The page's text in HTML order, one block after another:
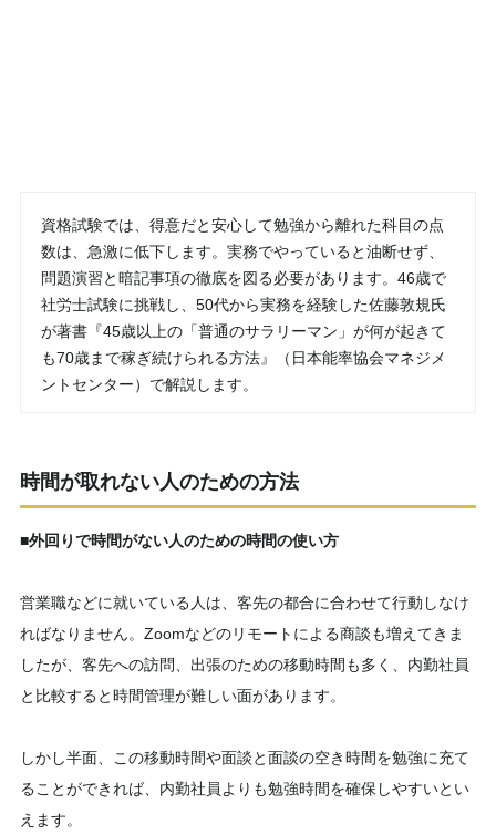
資格試験では、得意だと安心して勉強から離れた科目の点
数は、急激に低下します。実務でやっていると油断せず、
問題演習と暗記事項の徹底を図る必要があります。46歳で
社労士試験に挑戦し、50代から実務を経験した佐藤敦規氏
が著書『45歳以上の「普通のサラリーマン」が何が起きて
も70歳まで稼ぎ続けられる方法』（日本能率協会マネジメ
ントセンター）で解説します。
時間が取れない人のための方法
■外回りで時間がない人のための時間の使い方
営業職などに就いている人は、客先の都合に合わせて行動しなけ
ればなりません。Zoomなどのリモートによる商談も増えてきま
したが、客先への訪問、出張のための移動時間も多く、内勤社員
と比較すると時間管理が難しい面があります。
しかし半面、この移動時間や面談と面談の空き時間を勉強に充て
ることができれば、内勤社員よりも勉強時間を確保しやすいとい
えます。